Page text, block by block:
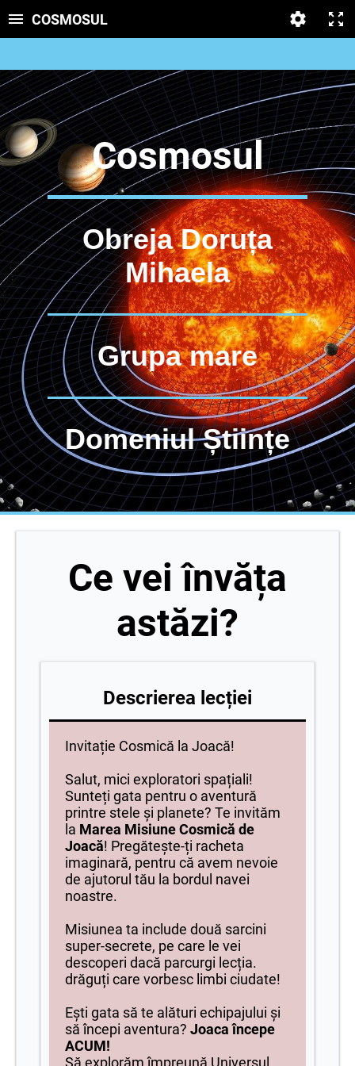
COSMOSUL
Cosmosul
Obreja Doruța
Mihaela
Grupa mare
Domeniul Științe
Ce vei învăța
astăzi?
Descrierea lecției
Invitație Cosmică la Joacă!
Salut, mici exploratori spațiali!
Sunteți gata pentru o aventură
printre stele și planete? Te invităm
la Marea Misiune Cosmică de
Joacă! Pregătește-ți racheta
imaginară, pentru că avem nevoie
de ajutorul tău la bordul navei
noastre.
Misiunea ta include două sarcini
super-secrete, pe care le vei
descoperi dacă parcurgi lecția.
drăguți care vorbesc limbi ciudate!
Ești gata să te alături echipajului și
să începi aventura? Joaca începe
ACUM!
Să explorăm împreună Universul,